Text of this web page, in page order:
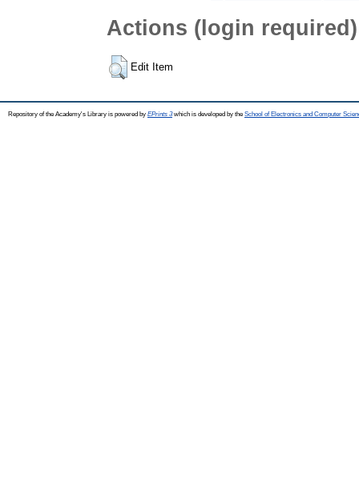
Actions (login required)
Edit Item
Repository of the Academy's Library is powered by EPrints 3which is developed by the School of Electronics and Computer